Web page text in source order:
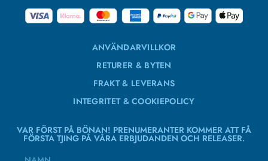
ANVÄNDARVILLKOR
RETURER & BYTEN
FRAKT & LEVERANS
INTEGRITET & COOKIEPOLICY
VAR FÖRST PÅ BÖNAN! PRENUMERANTER KOMMER ATT FÅ
FÖRSTA TJING PÅ VÅRA ERBJUDANDEN OCH RELEASER.